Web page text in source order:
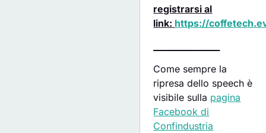
registrarsi al
link: https://
Come sempre la
ripresa dello speech è
visibile sulla pagina
Facebook di
Confindustria